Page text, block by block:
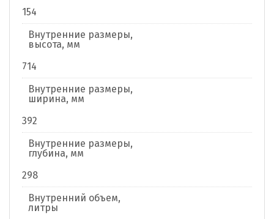
154
Внутренние размеры,
высота, мм
714
Внутренние размеры,
ширина, мм
392
Внутренние размеры,
глубина, мм
298
Внутренний объем,
литры